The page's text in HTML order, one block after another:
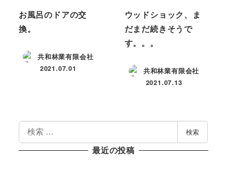
お風呂のドアの交
換。
共和林業有限会社
投稿日
2021.07.01
ウッドショック、ま
だまだ続きそうで
す。。。
共和林業有限会社
投稿日
2021.07.13
索
検索
最近の投稿